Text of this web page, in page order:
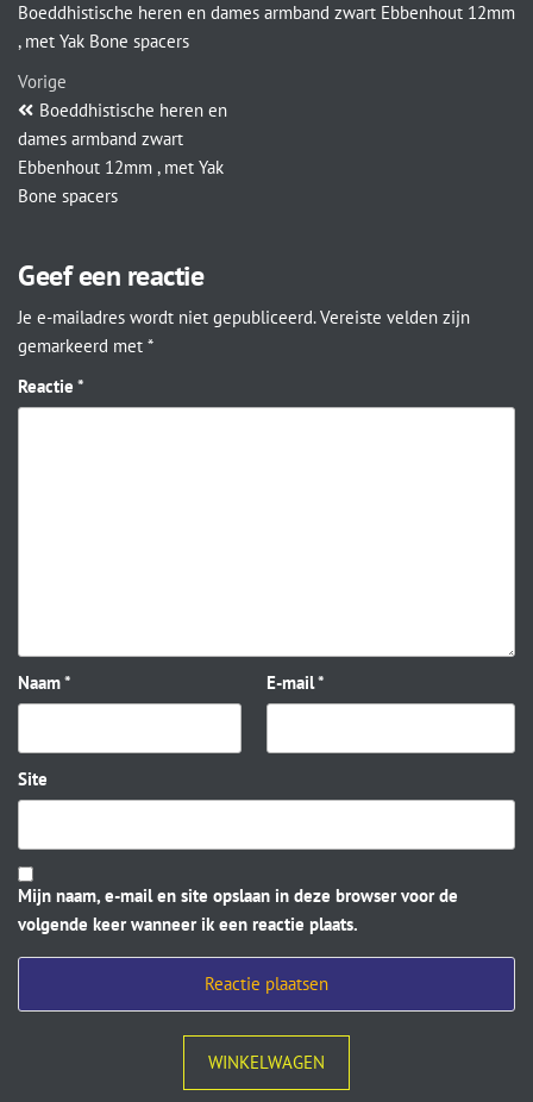
Boeddhistische heren en dames armband zwart Ebbenhout 12mm
, met Yak Bone spacers
Vorige
Boeddhistische heren en
dames armband zwart
Ebbenhout 12mm , met Yak
Bone spacers
Geef een reactie
Je e-mailadres wordt niet gepubliceerd. Vereiste velden zijn
gemarkeerd met *
Reactie *
Naam* E-mail*
Site
Mijn naam, e-mail en site opslaan in deze browser voor de
volgende keer wanneer ik een reactie plaats.
WINKELWAGEN